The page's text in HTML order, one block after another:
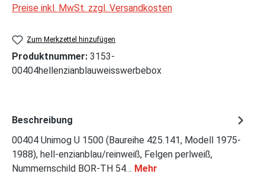
Preise inkl. MwSt. zzgl. Versandkosten
Zum Merkzettel hinzufügen
Produktnummer: 3153-
00404hellenzianblauweisswerbebox
Beschreibung
00404 Unimog U 1500 (Baureihe 425.141, Modell 1975-
1988), hell-enzianblau/reinweiß, Felgen perlweiß,
Nummernschild BOR-TH 54… Mehr